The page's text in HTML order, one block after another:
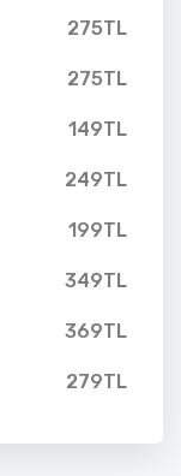
275TL
275TL
149TL
249TL
199TL
349TL
369TL
279TL